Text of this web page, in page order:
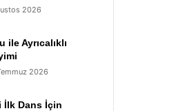
2026
Ayrıcalıklı
2026
İlk Dans İçin